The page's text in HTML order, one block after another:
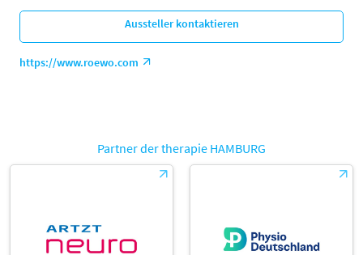
Aussteller kontaktieren
https://www.roewo.com
Partner der therapie HAMBURG